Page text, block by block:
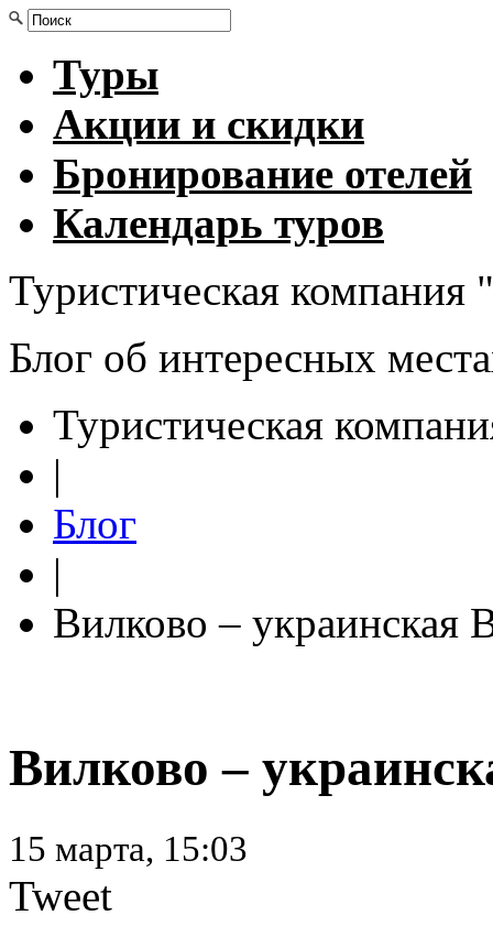
Туры
Акции и скидки
Бронирование отелей
Календарь туров
Туристическая компания
Блог об интересных
Туристическая
|
Блог
|
Вилково – украинская
Вилково –
15 марта, 15:03
Tweet